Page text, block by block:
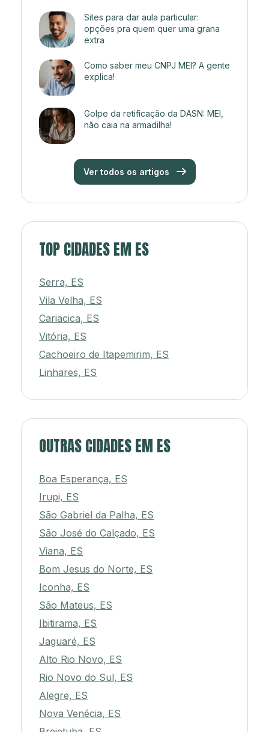
Sites para dar aula particular:
opções pra quem quer uma grana
extra
Como saber meu CNPJ MEI? A gente
explica!
Golpe da retificação da DASN: MEI,
não caia na armadilha!
Ver todos os artigos
TOP CIDADES EM ES
Serra, ES
Vila Velha, ES
Cariacica, ES
Vitória, ES
Cachoeiro de Itapemirim, ES
Linhares, ES
OUTRAS CIDADES EM ES
Boa Esperança, ES
Irupi, ES
São Gabriel da Palha, ES
São José do Calçado, ES
Viana, ES
Bom Jesus do Norte, ES
Iconha, ES
São Mateus, ES
Ibitirama, ES
Jaguaré, ES
Alto Rio Novo, ES
Rio Novo do Sul, ES
Alegre, ES
Nova Venécia, ES